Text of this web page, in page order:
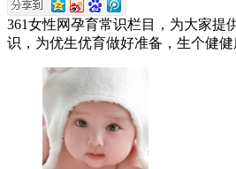
361女性网孕育常识栏目，为大家提
识，为优生优育做好准备，生个健